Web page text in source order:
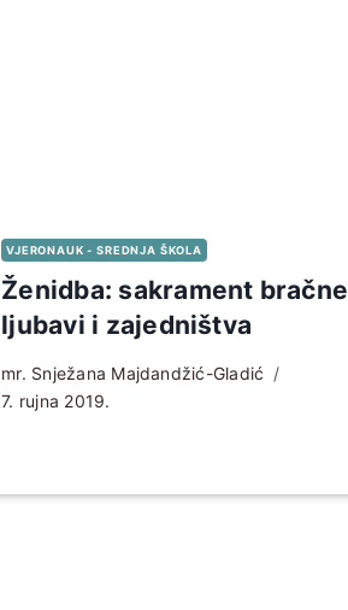
VJERONAUK - SREDNJA ŠKOLA
Ženidba: sakrament bračne
ljubavi i zajedništva
mr. Snježana Majdandžić-Gladić
7. rujna 2019.